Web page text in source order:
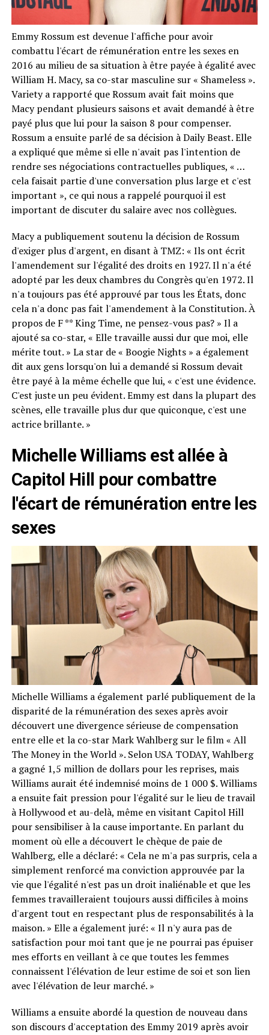
Emmy Rossum est devenue l'affiche pour avoir
combattu l'écart de rémunération entre les sexes en
2016 au milieu de sa situation à être payée à égalité avec
William H. Macy, sa co-star masculine sur « Shameless ».
Variety a rapporté que Rossum avait fait moins que
Macy pendant plusieurs saisons et avait demandé à être
payé plus que lui pour la saison 8 pour compenser.
Rossum a ensuite parlé de sa décision à Daily Beast. Elle
a expliqué que même si elle n'avait pas l'intention de
rendre ses négociations contractuelles publiques, « …
cela faisait partie d'une conversation plus large et c'est
important », ce qui nous a rappelé pourquoi il est
important de discuter du salaire avec nos collègues.
Macy a publiquement soutenu la décision de Rossum
d'exiger plus d'argent, en disant à TMZ: « Ils ont écrit
l'amendement sur l'égalité des droits en 1927. Il n'a été
adopté par les deux chambres du Congrès qu'en 1972. Il
n'a toujours pas été approuvé par tous les États, donc
cela n'a donc pas fait l'amendement à la Constitution. À
propos de F ** King Time, ne pensez-vous pas? » Il a
ajouté sa co-star, « Elle travaille aussi dur que moi, elle
mérite tout. » La star de « Boogie Nights » a également
dit aux gens lorsqu'on lui a demandé si Rossum devait
être payé à la même échelle que lui, « c'est une évidence.
C'est juste un peu évident. Emmy est dans la plupart des
scènes, elle travaille plus dur que quiconque, c'est une
actrice brillante. »
Michelle Williams est allée à
Capitol Hill pour combattre
l'écart de rémunération entre les
sexes
Michelle Williams a également parlé publiquement de la
disparité de la rémunération des sexes après avoir
découvert une divergence sérieuse de compensation
entre elle et la co-star Mark Wahlberg sur le film « All
The Money in the World ». Selon USA TODAY, Wahlberg
a gagné 1,5 million de dollars pour les reprises, mais
Williams aurait été indemnisé moins de 1 000 $. Williams
a ensuite fait pression pour l'égalité sur le lieu de travail
à Hollywood et au-delà, même en visitant Capitol Hill
pour sensibiliser à la cause importante. En parlant du
moment où elle a découvert le chèque de paie de
Wahlberg, elle a déclaré: « Cela ne m'a pas surpris, cela a
simplement renforcé ma conviction approuvée par la
vie que l'égalité n'est pas un droit inaliénable et que les
femmes travailleraient toujours aussi difficiles à moins
d'argent tout en respectant plus de responsabilités à la
maison. » Elle a également juré: « Il n'y aura pas de
satisfaction pour moi tant que je ne pourrai pas épuiser
mes efforts en veillant à ce que toutes les femmes
connaissent l'élévation de leur estime de soi et son lien
avec l'élévation de leur marché. »
Williams a ensuite abordé la question de nouveau dans
son discours d'acceptation des Emmy 2019 après avoir